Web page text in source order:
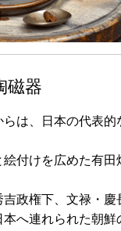
磁器
は、日本の代表的
絵付けを広めた有田
政権下、文禄・慶
へ連れられた朝鮮